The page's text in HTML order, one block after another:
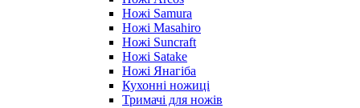
Ножі Samura
Ножі Masahiro
Ножі Suncraft
Ножі Satake
Ножі Янагіба
Кухонні ножиці
Тримачі для ножів